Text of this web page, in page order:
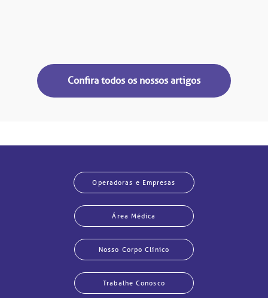
Confira todos os nossos artigos
Operadoras e Empresas
Área Médica
Nosso Corpo Clínico
Trabalhe Conosco